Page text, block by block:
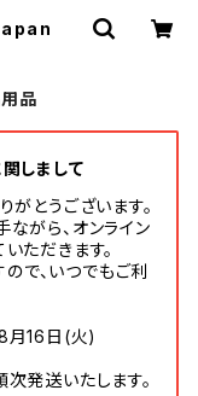
品
しまして
がとうございます。
がら、オンライン
ただきます。
で、いつでもご利
16日(火)
発送いたします。